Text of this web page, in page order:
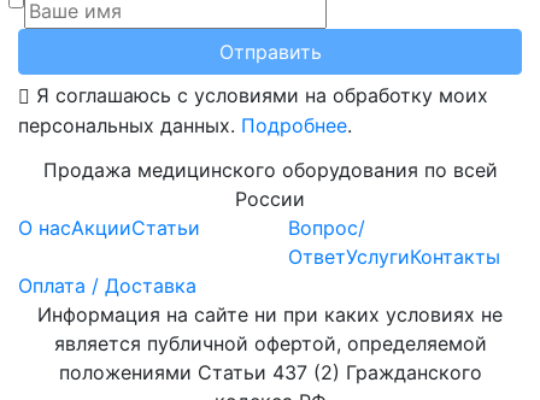
Отправить
Я соглашаюсь с условиями на обработку моих
персональных данных. Подробнее.
Продажа медицинского оборудования по всей
России
О насАкцииСтатьи
Вопрос/
ОтветУслугиКонтакты
Оплата / Доставка
Информация на сайте ни при каких условиях не
является публичной офертой, определяемой
положениями Статьи 437 (2) Гражданского